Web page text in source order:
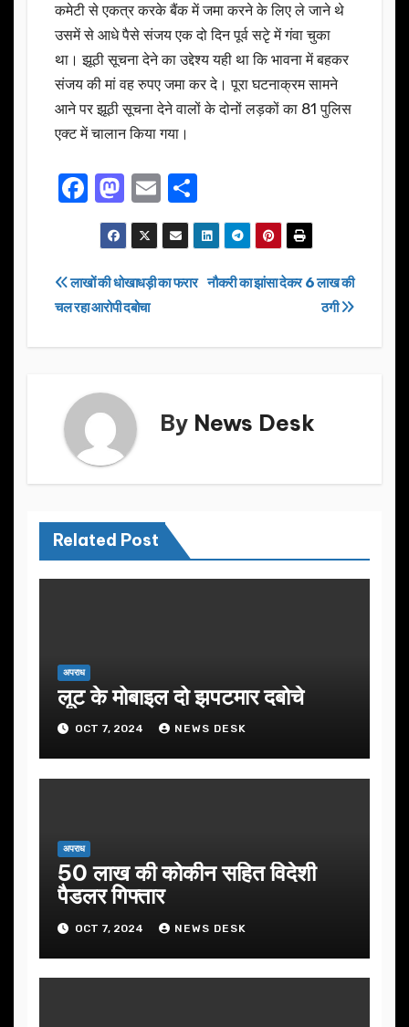
कमेटी से एकत्र करके बैंक में जमा करने के लिए ले जाने थे
उसमें से आधे पैसे संजय एक दो दिन पूर्व सटृे में गंवा चुका
था। झूठी सूचना देने का उद्देश्य यही था कि भावना में बहकर
संजय की मां वह रुपए जमा कर दे। पूरा घटनाक्रम सामने
आने पर झूठी सूचना देने वालों के दोनों लड़कों का 81 पुलिस
एक्ट में चालान किया गया।
F
a
c
e
b
k
M
a
st
o
d
E
m
ail
h
ar
e
Post
navigation
नौकरी का झांसा देकर 6 लाख की
ठगी
लाखों की धोखाधड़ी का फरार
चल रहा आरोपी दबोचा
By News Desk
Related Post
अपराध
लूट के मोबाइल दो झपटमार दबोचे
OCT 7, 2024 NEWS DESK
अपराध
50 लाख की कोकीन सहित विदेशी
पैडलर गिफ्तार
OCT 7, 2024 NEWS DESK